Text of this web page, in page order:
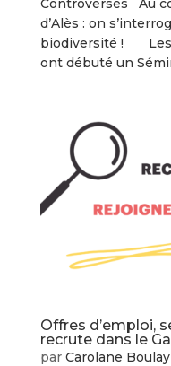
Controverses Au
d’Alès : on
biodiversité ! Les
ont débuté un
Offres d’emploi,
recrute dans le
par Carolane Boulay